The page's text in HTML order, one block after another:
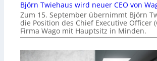
Björn Twiehaus wird neuer CEO von
Zum 15. September übernimmt Björn
die Position des Chief Executive Officer
Firma Wago mit Hauptsitz in Minden.